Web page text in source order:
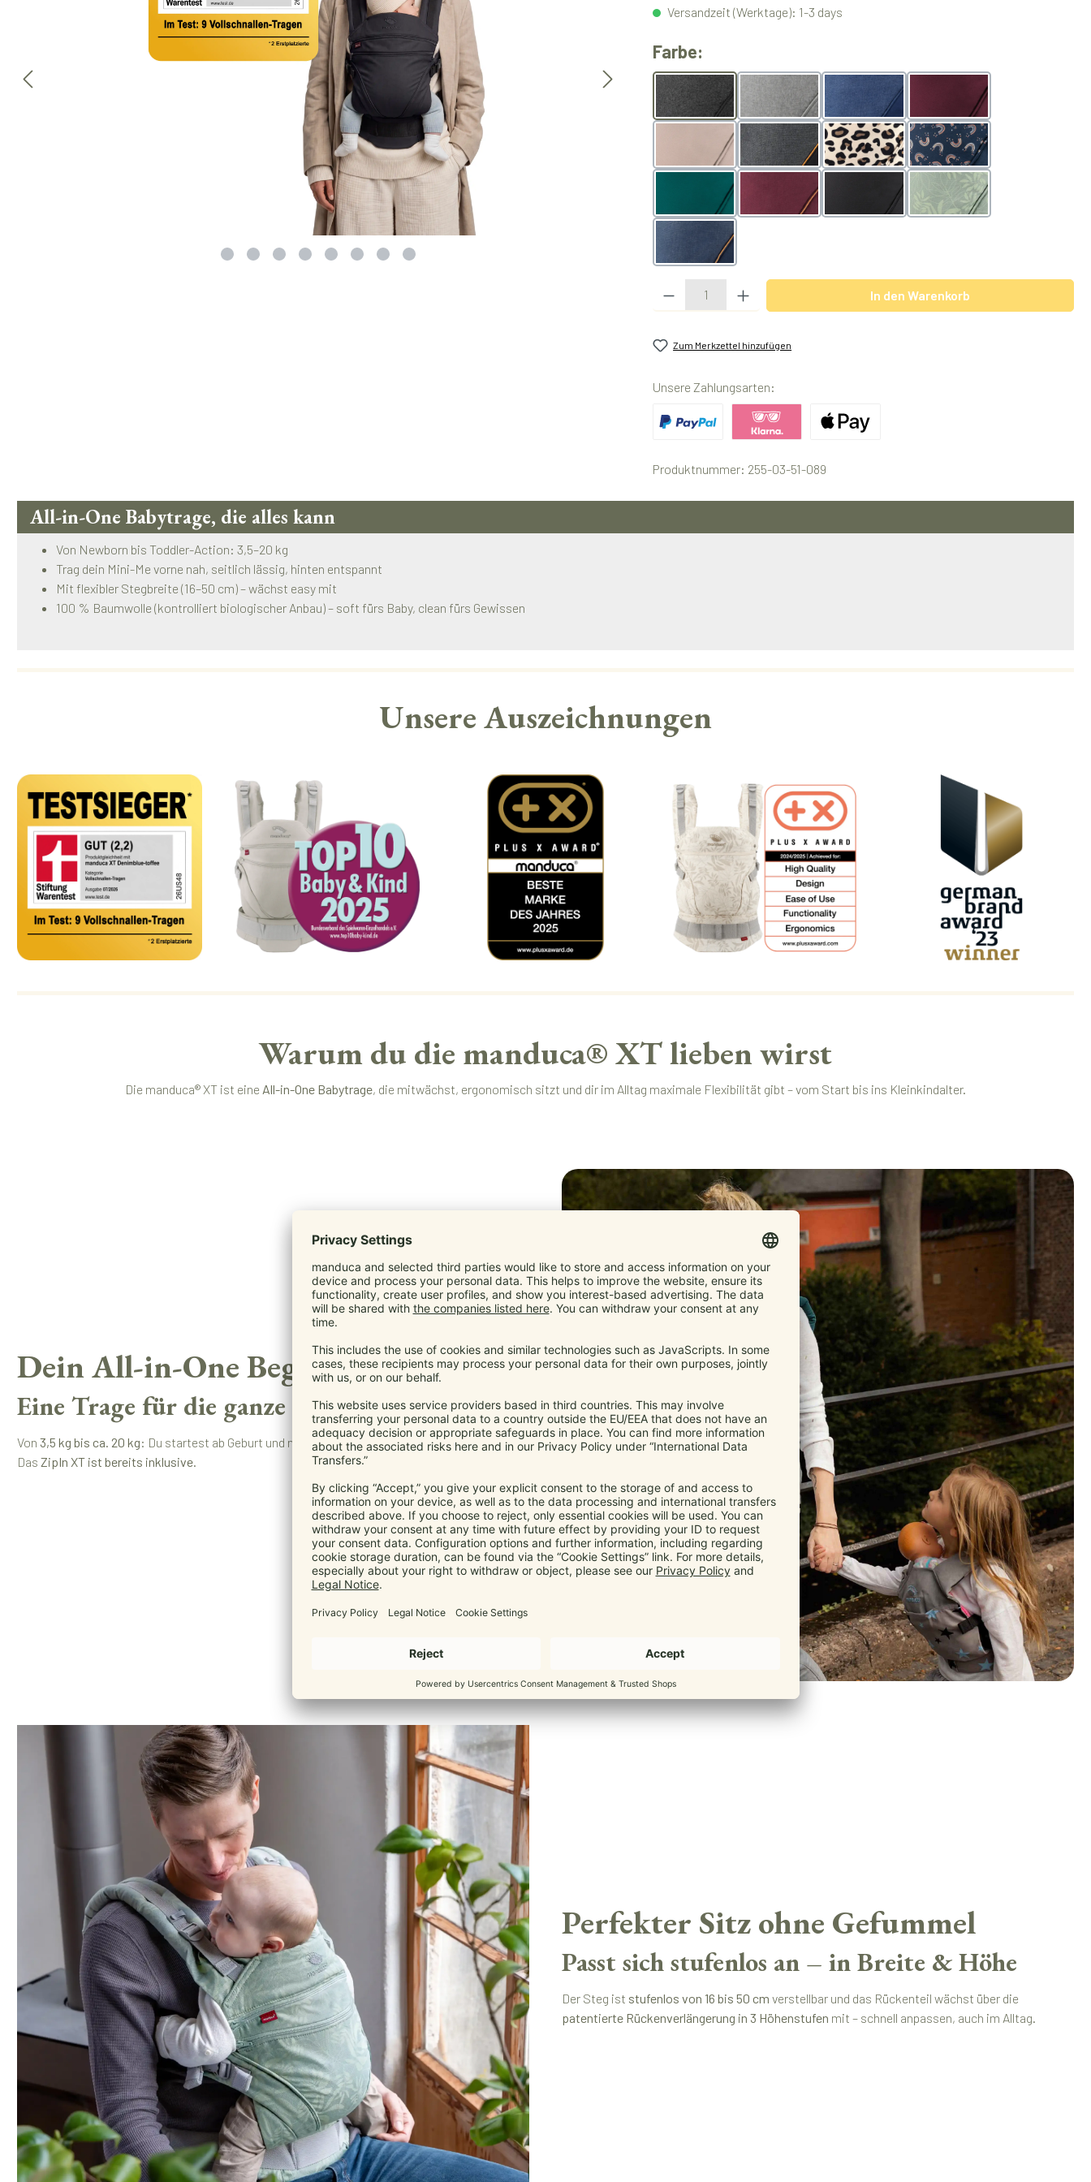
Versandzeit (Werktage): 1-3 days
Farbe:
melangeblack melangegrey melangeblue Happy Kiss
Happy Blush denimblack toffee
Leo night
Happy Lagoon denimberry toffeemonochrome obsidianBotanic Green
denimblue toffee
Produkt Anzahl: Gib den gewünschten Wert ein oder benutze die Schaltflächen um die
In den Warenkorb
Zum Merkzettel hinzufügen
Unsere Zahlungsarten:
Produktnummer: 255-03-51-089
All-in-One Babytrage, die alles kann
Von Newborn bis Toddler-Action: 3,5–20 kg
Trag dein Mini-Me vorne nah, seitlich lässig, hinten entspannt
Mit flexibler Stegbreite (16–50 cm) – wächst easy mit
100 % Baumwolle (kontrolliert biologischer Anbau) – soft fürs Baby, clean fürs Gewissen
Unsere Auszeichnungen
Warum du die manduca® XT lieben wirst
Die manduca® XT ist eine All-in-One Babytrage, die mitwächst, ergonomisch sitzt und dir im Alltag maximale Flexibilität gibt – vom Start bis ins Kleinkindalter.
Dein All-in-One Begleiter
Eine Trage für die ganze Tragezeit
Von 3,5 kg bis ca. 20 kg: Du startest ab Geburt und nutzt sie lange weiter – ohne Pflicht-Zubehör.
Das ZipIn XT ist bereits inklusive
Perfekter Sitz ohne Gefummel
Passt sich stufenlos an – in Breite & Höhe
Der Steg ist stufenlos von 16 bis 50 cm verstellbar und das Rückenteil wächst über die
patentierte Rückenverlängerung in 3 Höhenstufen mit – schnell anpassen, auch im Alltag.